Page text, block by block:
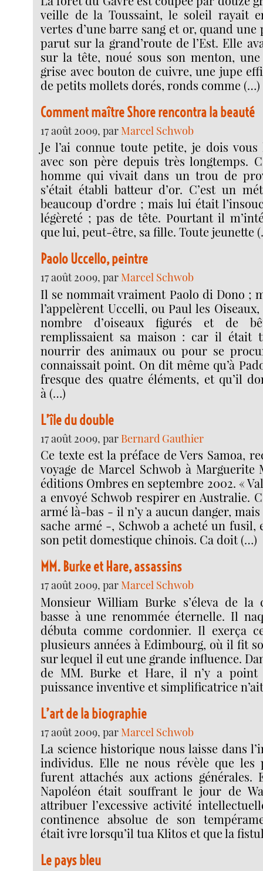
veille de la Toussaint, le soleil rayait
vertes d’une barre sang et or, quand
parut sur la grand’route de l’Est. Elle
sur la tête, noué sous son menton,
grise avec bouton de cuivre, une jupe
de petits mollets dorés, ronds comme (…)
Comment maître Shore rencontra la beauté
17 août 2009, par Marcel Schwob
Je l’ai connue toute petite, je dois vous
avec son père depuis très longtemps.
homme qui vivait dans un trou de
s’était établi batteur d’or. C’est un
beaucoup d’ordre ; mais lui était
légèreté ; pas de tête. Pourtant il
que lui, peut-être, sa fille. Toute jeunette
Paolo Uccello, peintre
17 août 2009, par Marcel Schwob
Il se nommait vraiment Paolo di Dono ;
l’appelèrent Uccelli, ou Paul les
nombre d’oiseaux figurés et de
remplissaient sa maison : car il était
nourrir des animaux ou pour se
connaissait point. On dit même qu’à
fresque des quatre éléments, et qu’il
à (…)
L’île du double
17 août 2009, par Bernard Gauthier
Ce texte est la préface de Vers Samoa,
voyage de Marcel Schwob à Marguerite
éditions Ombres en septembre 2002. «
a envoyé Schwob respirer en Australie.
armé là-bas - il n’y a aucun danger,
sache armé -, Schwob a acheté un
son petit domestique chinois. Ca doit (…)
MM. Burke et Hare, assassins
17 août 2009, par Marcel Schwob
Monsieur William Burke s’éleva de
basse à une renommée éternelle. Il
débuta comme cordonnier. Il exerça
plusieurs années à Edimbourg, où il fit
sur lequel il eut une grande influence.
de MM. Burke et Hare, il n’y a
puissance inventive et simplificatrice
L’art de la biographie
17 août 2009, par Marcel Schwob
La science historique nous laisse dans
individus. Elle ne nous révèle que
furent attachés aux actions générales.
Napoléon était souffrant le jour de
attribuer l’excessive activité
continence absolue de son
était ivre lorsqu’il tua Klitos et que la
Le pays bleu